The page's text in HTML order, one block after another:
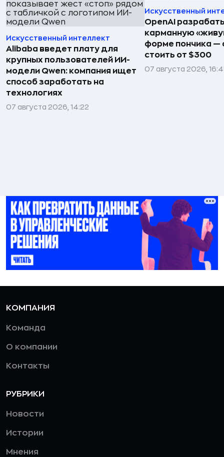
Искусственный интеллект
Alibaba введет плату для
крупных пользователей ИИ-
модели Qwen: компания ищет
способ заработать на
технологиях
07 августа 2026, 14:22
Искусственный
OpenAI
карманную
форме пончика —
стоить от $300
07 августа 2026,
КОМПАНИЯ
Команда
О компании
Контакты
РУБРИКИ
Новости
Истории
Мнения